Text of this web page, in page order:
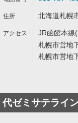
北海道札幌
JR函館本線
札幌市営地
札幌市営地
代ゼミサテライ